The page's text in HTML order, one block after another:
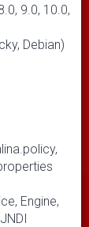
9.0, 10.0,
Debian)
Engine,